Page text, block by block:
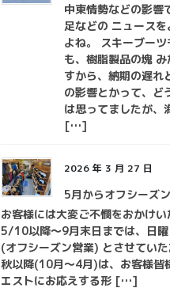
中東情勢などの影響
足などの ニュース
よね。 スキーブー
も、樹脂製品の塊
すから、納期の遅れ
の影響とかって、ど
は思ってましたが、
[…]
2026 年 3 月 27 日
5月からオフシーズン
お客様には大変ご不憫をおかけい
5/10以降～9月末日までは、日
(オフシーズン営業) とさせてい
秋以降(10月～4月)は、お客様皆
エストにお応えする形 […]